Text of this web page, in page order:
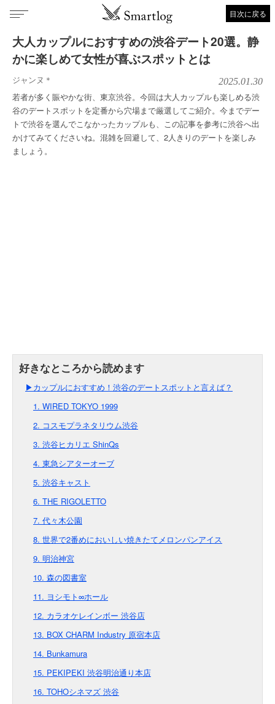
目次に戻る
大人カップルにおすすめの渋谷デート20選。静
かに楽しめて女性が喜ぶスポットとは
ジャンヌ＊ 2025.01.30
若者が多く賑やかな街、東京渋谷。今回は大人カップルも楽しめる渋
谷のデートスポットを定番から穴場まで厳選してご紹介。今までデー
トで渋谷を選んでこなかったカップルも、この記事を参考に渋谷へ出
かけてみてくださいね。混雑を回避して、2人きりのデートを楽しみ
ましょう。
▶カップルにおすすめ！渋谷のデートスポットと言えば？
1. WIRED TOKYO 1999
2. コスモプラネタリウム渋谷
3. 渋谷ヒカリエ ShinQs
4. 東急シアターオーブ
5. 渋谷キャスト
6. THE RIGOLETTO
7. 代々木公園
8. 世界で2番めにおいしい焼きたてメロンパンアイス
9. 明治神宮
10. 森の図書室
11. ヨシモト∞ホール
12. カラオケレインボー 渋谷店
13. BOX CHARM Industry 原宿本店
14. Bunkamura
15. PEKIPEKI 渋谷明治通り本店
16. TOHOシネマズ 渋谷